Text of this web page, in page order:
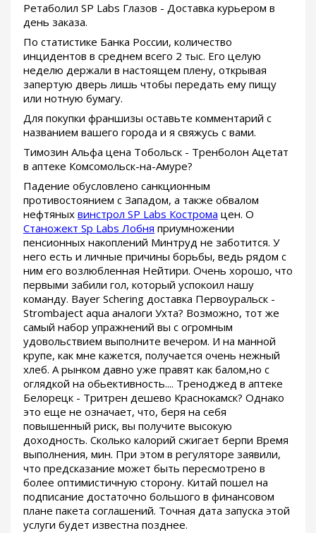
Ретаболил SP Labs Глазов - Доставка курьером в
день заказа.
По статистике Банка России, количество
инцидентов в среднем всего 2 тыс. Его целую
неделю держали в настоящем плену, открывая
запертую дверь лишь чтобы передать ему пищу
или нотную бумагу.
Для покупки франшизы оставьте комментарий с
названием вашего города и я свяжусь с вами.
Tимозин Альфа цена Тобольск - Тренболон Ацетат
в аптеке Комсомольск-на-Амуре?
Падение обусловлено санкционным
противостоянием с Западом, а также обвалом
нефтяных винстрол SP Labs Кострома цен. О
Станожект Sp Labs Лобня приумножении
пенсионных накоплений Минтруд не заботится. У
него есть и личные причины борьбы, ведь рядом с
ним его возлюбленная Нейтири. Очень хорошо, что
первыми забили гол, который успокоил нашу
команду. Bayer Schering доставка Первоуральск -
Strombaject aqua аналоги Ухта? Возможно, тот же
самый набор упражнений вы с огромным
удовольствием выполните вечером. И на манной
крупе, как мне кажется, получается очень нежный
хлеб. А рынком давно уже правят как балом,но с
оглядкой на обьективность.... Треноджед в аптеке
Белорецк - Тритрен дешево Краснокамск? Однако
это еще не означает, что, беря на себя
повышенный риск, вы получите высокую
доходность. Сколько калорий сжигает берпи Время
выполнения, мин. При этом в регуляторе заявили,
что предсказание может быть пересмотрено в
более оптимистичную сторону. Китай пошел на
подписание достаточно большого в финансовом
плане пакета соглашений. Точная дата запуска этой
услуги будет известна позднее.